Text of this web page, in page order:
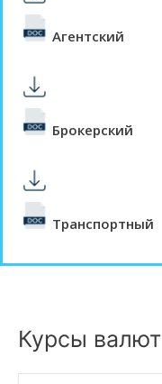
Агентский
Брокерский
Транспортный
Курсы валют